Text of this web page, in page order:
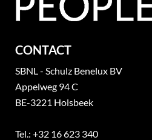
CONTACT
SBNL - Schulz Benelux BV
Appelweg 94 C
BE-3221 Holsbeek
Tel.: +32 16 623 340